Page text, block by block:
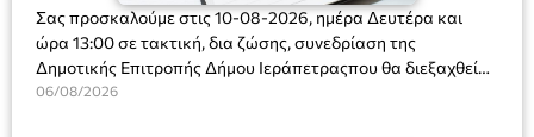
Σας προσκαλούμε στις 10-08-2026, ημέρα Δευτέρα και
ώρα 13:00 σε τακτική, δια ζώσης, συνεδρίαση της
Δημοτικής Επιτροπής Δήμου Ιεράπετραςπου θα διεξαχθεί
στο Δημοτικό Κατάστημα, Δημοκρατίας 31 στην αίθουσα
06/08/2026